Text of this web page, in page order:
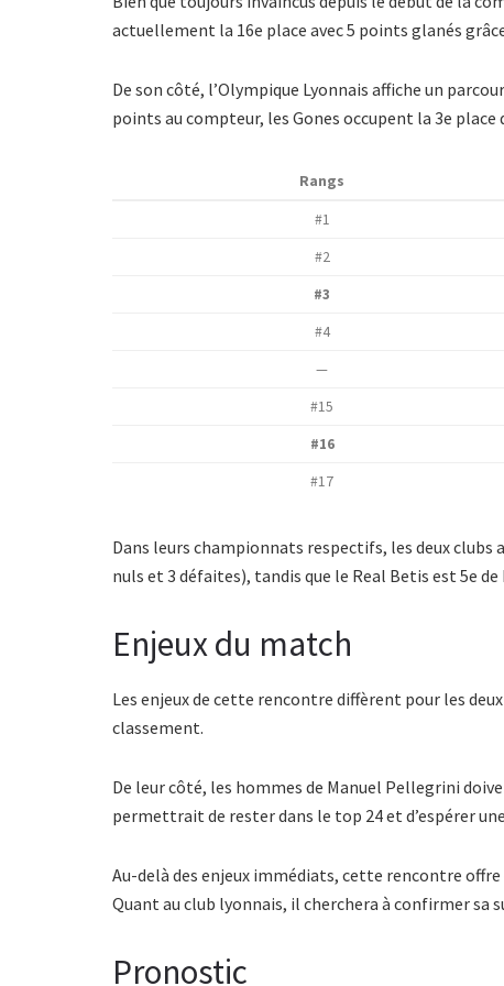
actuellement la 16e place avec 5 points glanés
De son côté, l’Olympique Lyonnais affiche un
points au compteur, les Gones occupent la 3e
Rangs
#1
#2
#3
#4
—
#15
#16
#17
Dans leurs championnats respectifs, les deux clubs
nuls et 3 défaites), tandis que le Real Betis est 5e
Enjeux du match
Les enjeux de cette rencontre diffèrent pour les
classement.
De leur côté, les hommes de Manuel Pellegrini
permettrait de rester dans le top 24 et d’espérer
Au-delà des enjeux immédiats, cette rencontre
Quant au club lyonnais, il cherchera à confirmer sa
Pronostic